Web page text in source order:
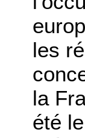
les
la
été